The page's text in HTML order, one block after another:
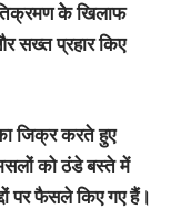
केे खिलाफ
सख्त प्रहार किए
जिक्र करते हुए
को ठंडे बस्ते में
पर फैसले किए गए हैं।